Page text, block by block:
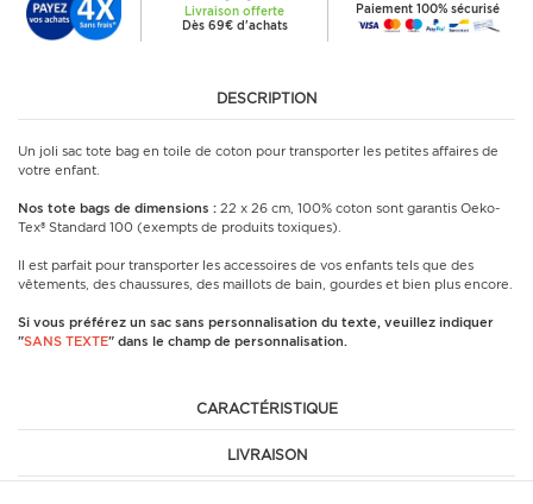
Livraison offerte
Dès 69€ d'achats
Paiement 100% sécurisé
DESCRIPTION
Un joli sac tote bag en toile de coton pour transporter les petites affaires de
votre enfant.
Nos tote bags de dimensions : 22 x 26 cm, 100% coton sont garantis Oeko-
Tex® Standard 100 (exempts de produits toxiques).
Il est parfait pour transporter les accessoires de vos enfants tels que des
vêtements, des chaussures, des maillots de bain, gourdes et bien plus encore.
Si vous préférez un sac sans personnalisation du texte, veuillez indiquer
"SANS TEXTE" dans le champ de personnalisation.
CARACTÉRISTIQUE
LIVRAISON